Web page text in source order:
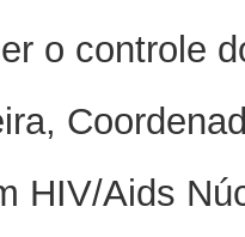
o controle
HIV/Aids